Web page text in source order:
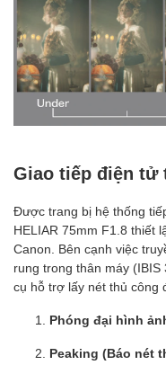
Giao tiếp điện tử
Được trang bị hệ thống
HELIAR 75mm F1.8 thiết
Canon. Bên cạnh việc
rung trong thân máy
cụ hỗ trợ lấy nét thủ công
Phóng đại hình
Peaking (Báo nét